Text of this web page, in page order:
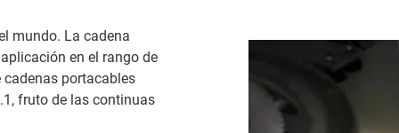
mundo. La cadena
en el rango de
portacables
fruto de las continuas